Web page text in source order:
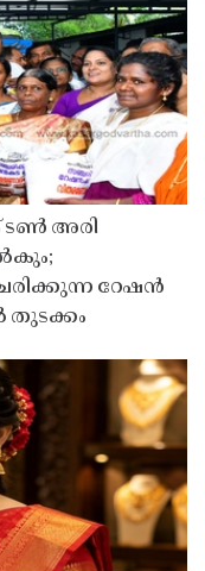
ടൺ അരി
റേഷൻ
തുടക്കം